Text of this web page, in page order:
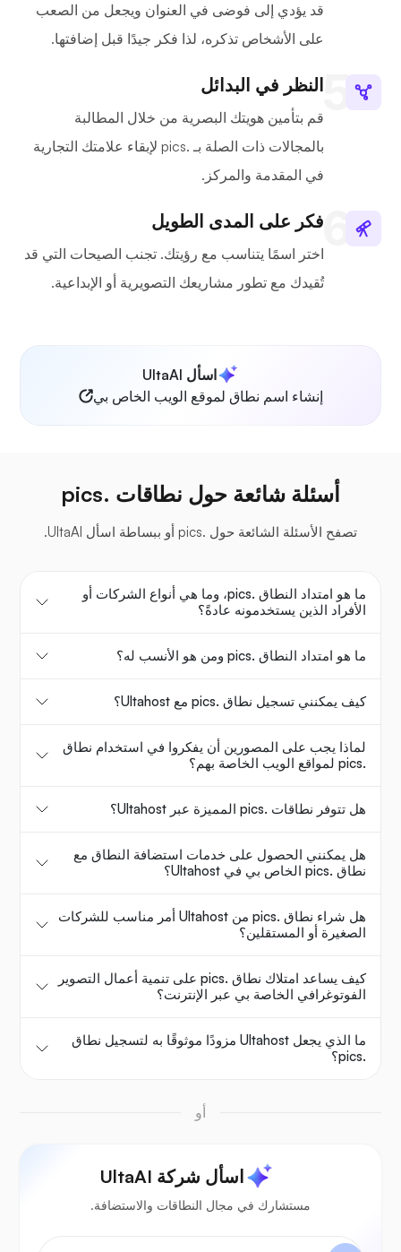
قد يؤدي إلى فوضى في العنوان ويجعل من الصعب
على الأشخاص تذكره، لذا فكر جيدًا قبل إضافتها.
النظر في البدائل
قم بتأمين هويتك البصرية من خلال المطالبة
بالمجالات ذات الصلة بـ .pics لإبقاء علامتك التجارية
في المقدمة والمركز.
فكر على المدى الطويل
اختر اسمًا يتناسب مع رؤيتك. تجنب الصيحات التي قد
تُقيدك مع تطور مشاريعك التصويرية أو الإبداعية.
اسأل UltaAI
إنشاء اسم نطاق لموقع الويب الخاص بي
أسئلة شائعة حول نطاقات .pics
تصفح الأسئلة الشائعة حول .pics أو ببساطة اسأل UltaAI.
ما هو امتداد النطاق .pics، وما هي أنواع الشركات أو
الأفراد الذين يستخدمونه عادةً؟
ما هو امتداد النطاق .pics ومن هو الأنسب له؟
كيف يمكنني تسجيل نطاق .pics مع Ultahost؟
لماذا يجب على المصورين أن يفكروا في استخدام نطاق
.pics لمواقع الويب الخاصة بهم؟
هل تتوفر نطاقات .pics المميزة عبر Ultahost؟
هل يمكنني الحصول على خدمات استضافة النطاق مع
نطاق .pics الخاص بي في Ultahost؟
هل شراء نطاق .pics من Ultahost أمر مناسب للشركات
الصغيرة أو المستقلين؟
كيف يساعد امتلاك نطاق .pics على تنمية أعمال التصوير
الفوتوغرافي الخاصة بي عبر الإنترنت؟
ما الذي يجعل Ultahost مزودًا موثوقًا به لتسجيل نطاق
.pics؟
أو
اسأل شركة UltaAI
مستشارك في مجال النطاقات والاستضافة.